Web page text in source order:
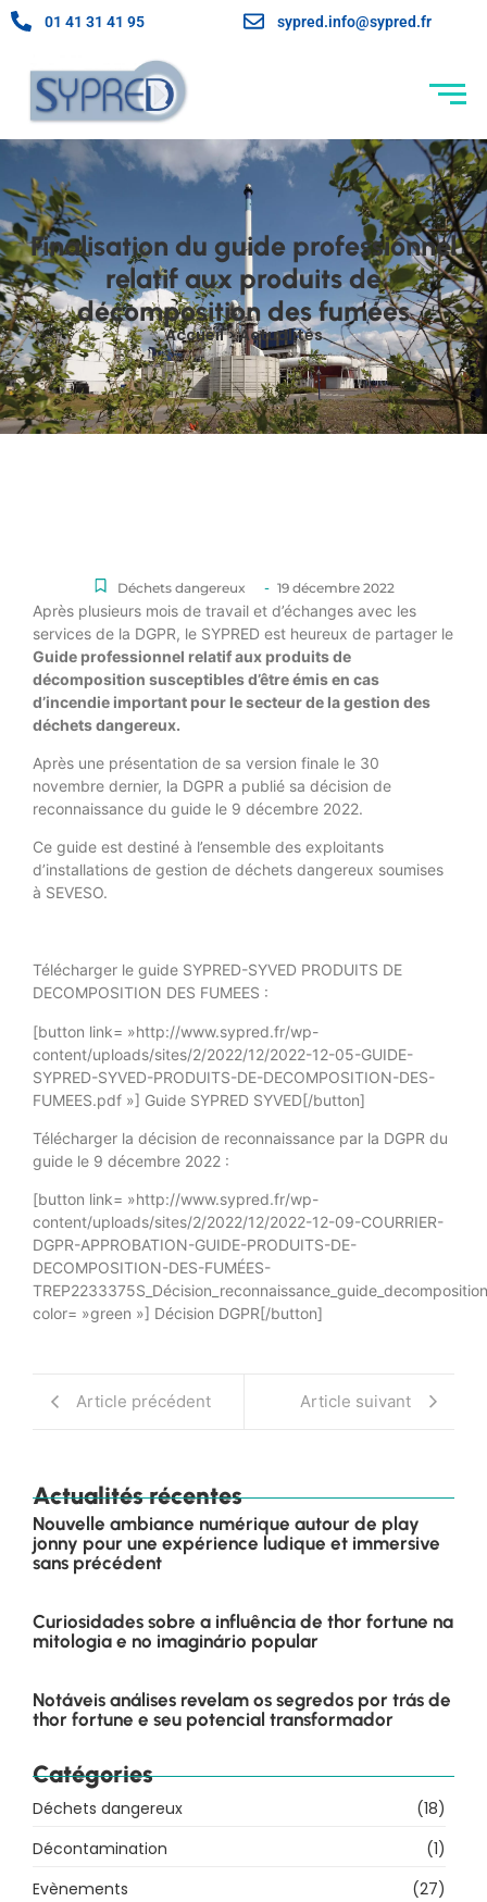
01 41 31 41 95 sypred.info@sypred.fr
Finalisation du guide professionnel
relatif aux produits de
décomposition des fumées
Accueil > Actualités
Déchets dangereux - 19 décembre 2022
Après plusieurs mois de travail et d’échanges avec les
services de la DGPR, le SYPRED est heureux de partager le
Guide professionnel relatif aux produits de
décomposition susceptibles d’être émis en cas
d’incendie important pour le secteur de la gestion des
déchets dangereux.
Après une présentation de sa version finale le 30
novembre dernier, la DGPR a publié sa décision de
reconnaissance du guide le 9 décembre 2022.
Ce guide est destiné à l’ensemble des exploitants
d’installations de gestion de déchets dangereux soumises
à SEVESO.
Télécharger le guide SYPRED-SYVED PRODUITS DE
DECOMPOSITION DES FUMEES :
[button link= »http://www.sypred.fr/wp-
content/uploads/sites/2/2022/12/2022-12-05-GUIDE-
SYPRED-SYVED-PRODUITS-DE-DECOMPOSITION-DES-
FUMEES.pdf »] Guide SYPRED SYVED[/button]
Télécharger la décision de reconnaissance par la DGPR du
guide le 9 décembre 2022 :
[button link= »http://www.sypred.fr/wp-
content/uploads/sites/2/2022/12/2022-12-09-COURRIER-
DGPR-APPROBATION-GUIDE-PRODUITS-DE-
DECOMPOSITION-DES-FUMÉES-
color= »green »] Décision DGPR[/button]
Article précédent Article suivant
Actualités récentes
Nouvelle ambiance numérique autour de play
jonny pour une expérience ludique et immersive
sans précédent
Curiosidades sobre a influência de thor fortune na
mitologia e no imaginário popular
Notáveis análises revelam os segredos por trás de
thor fortune e seu potencial transformador
Catégories
Déchets dangereux
(18)
Décontamination
(1)
Evènements
(27)